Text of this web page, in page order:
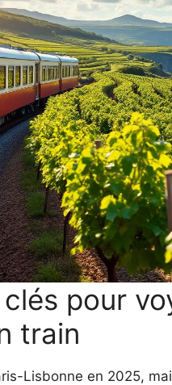
pour
train
Lisbonne en 2025,